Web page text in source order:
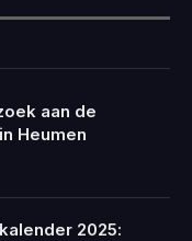
aan de
Heumen
2025: